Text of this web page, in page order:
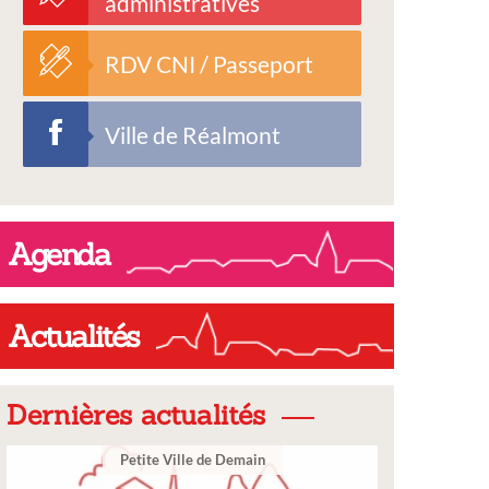
RDV CNI / Passeport
Ville de Réalmont
Agenda
Actualités
Dernières actualités
Ville